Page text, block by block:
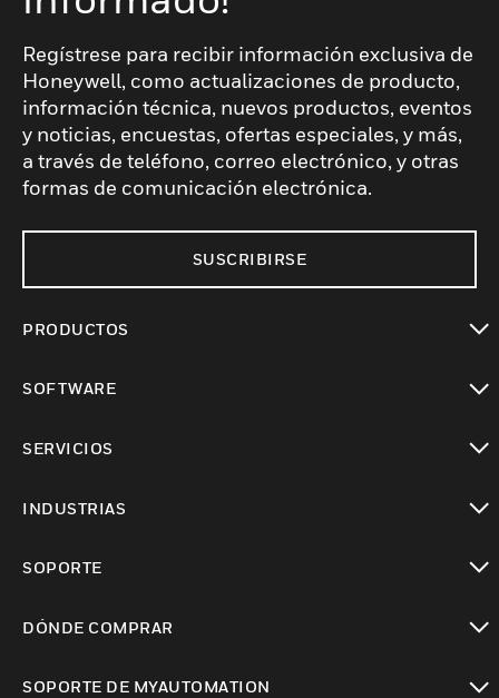
Regístrese para recibir información exclusiva de
Honeywell, como actualizaciones de producto,
información técnica, nuevos productos, eventos
y noticias, encuestas, ofertas especiales, y más,
a través de teléfono, correo electrónico, y otras
formas de comunicación electrónica.
SUSCRIBIRSE
PRODUCTOS
SOFTWARE
SERVICIOS
INDUSTRIAS
SOPORTE
DÓNDE COMPRAR
SOPORTE DE MYAUTOMATION